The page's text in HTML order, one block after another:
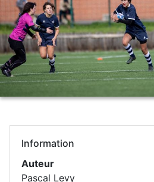
Information
Auteur
Pascal Levy